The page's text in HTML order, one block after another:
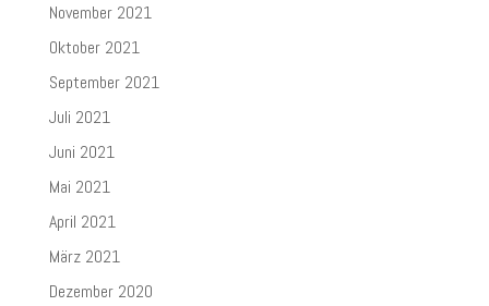
November 2021
Oktober 2021
September 2021
Juli 2021
Juni 2021
Mai 2021
April 2021
März 2021
Dezember 2020